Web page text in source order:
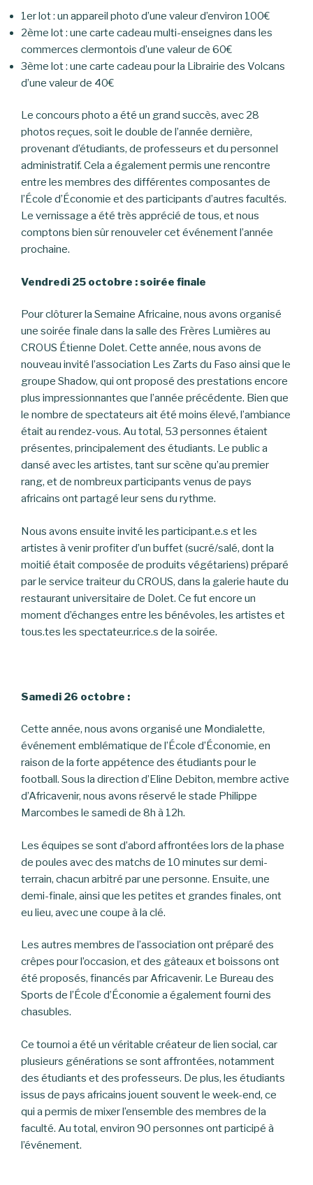
1er lot : un appareil photo d’une valeur d’environ 100€
2ème lot : une carte cadeau multi-enseignes dans les
commerces clermontois d’une valeur de 60€
3ème lot : une carte cadeau pour la Librairie des Volcans
d’une valeur de 40€
Le concours photo a été un grand succès, avec 28
photos reçues, soit le double de l’année dernière,
provenant d’étudiants, de professeurs et du personnel
administratif. Cela a également permis une rencontre
entre les membres des différentes composantes de
l’École d’Économie et des participants d’autres facultés.
Le vernissage a été très apprécié de tous, et nous
comptons bien sûr renouveler cet événement l’année
prochaine.
Vendredi 25 octobre : soirée finale
Pour clôturer la Semaine Africaine, nous avons organisé
une soirée finale dans la salle des Frères Lumières au
CROUS Étienne Dolet. Cette année, nous avons de
nouveau invité l’association Les Zarts du Faso ainsi que le
groupe Shadow, qui ont proposé des prestations encore
plus impressionnantes que l’année précédente. Bien que
le nombre de spectateurs ait été moins élevé, l’ambiance
était au rendez-vous. Au total, 53 personnes étaient
présentes, principalement des étudiants. Le public a
dansé avec les artistes, tant sur scène qu’au premier
rang, et de nombreux participants venus de pays
africains ont partagé leur sens du rythme.
Nous avons ensuite invité les participant.e.s et les
artistes à venir profiter d’un buffet (sucré/salé, dont la
moitié était composée de produits végétariens) préparé
par le service traiteur du CROUS, dans la galerie haute du
restaurant universitaire de Dolet. Ce fut encore un
moment d’échanges entre les bénévoles, les artistes et
tous.tes les spectateur.rice.s de la soirée.
Samedi 26 octobre :
Cette année, nous avons organisé une Mondialette,
événement emblématique de l’École d’Économie, en
raison de la forte appétence des étudiants pour le
football. Sous la direction d’Eline Debiton, membre active
d’Africavenir, nous avons réservé le stade Philippe
Marcombes le samedi de 8h à 12h.
Les équipes se sont d’abord affrontées lors de la phase
de poules avec des matchs de 10 minutes sur demi-
terrain, chacun arbitré par une personne. Ensuite, une
demi-finale, ainsi que les petites et grandes finales, ont
eu lieu, avec une coupe à la clé.
Les autres membres de l’association ont préparé des
crêpes pour l’occasion, et des gâteaux et boissons ont
été proposés, financés par Africavenir. Le Bureau des
Sports de l’École d’Économie a également fourni des
chasubles.
Ce tournoi a été un véritable créateur de lien social, car
plusieurs générations se sont affrontées, notamment
des étudiants et des professeurs. De plus, les étudiants
issus de pays africains jouent souvent le week-end, ce
qui a permis de mixer l’ensemble des membres de la
faculté. Au total, environ 90 personnes ont participé à
l’événement.